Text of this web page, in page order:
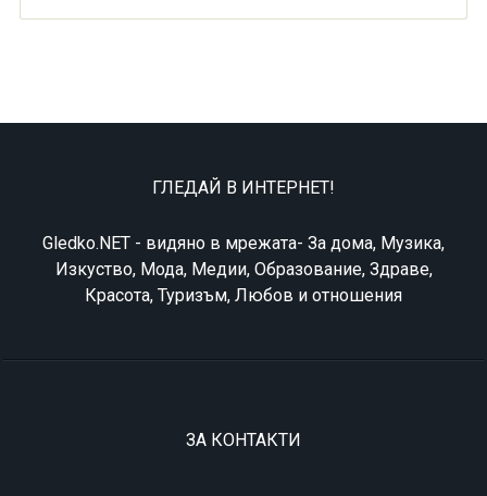
ГЛЕДАЙ В ИНТЕРНЕТ!
Gledko.NET - видяно в мрежата- За дома, Музика,
Изкуство, Мода, Медии, Образование, Здраве,
Красота, Туризъм, Любов и отношения
ЗА КОНТАКТИ